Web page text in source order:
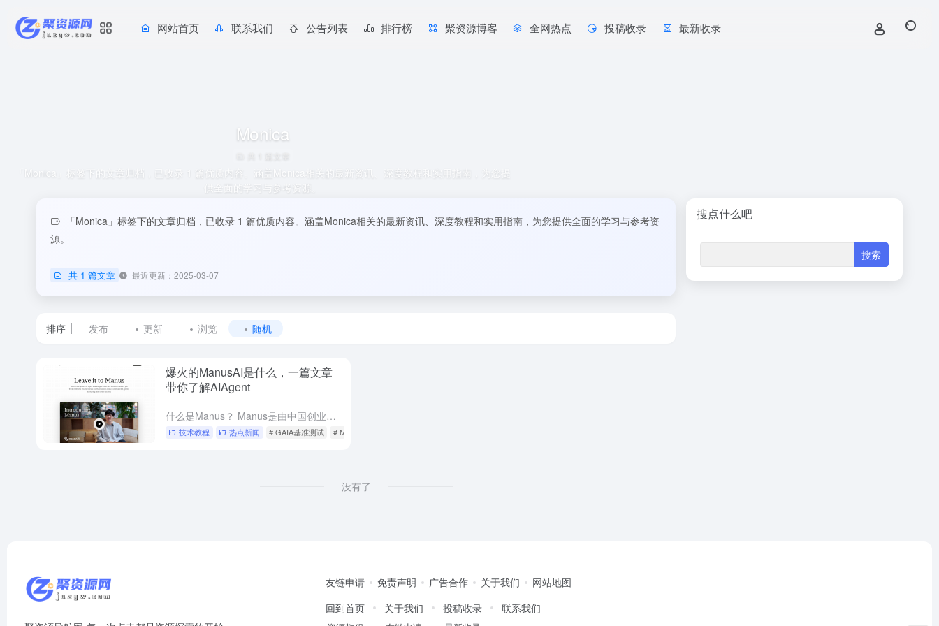
网站首页 联系我们 公告列表 排行榜 聚资源博客 全网热点 投稿收录 最新收录
Monica
「Monica」标签下的文章归档，已收录 1 篇优质内容。涵盖Monica相关的最新资讯、深度教程和实用指南，为您提
供全面的学习与参考资源。
「Monica」标签下的文章归档，已收录 1 篇优质内容。涵盖Monica相关的最新资讯、深度教程和实用指南，为您提供全面的学习与参考资
源。
共 1 篇文章 最近更新：2025-03-07
排序 发布 更新 浏览 随机
爆火的ManusAI是什么，一篇文章
带你了解AIAgent
什么是Manus？ Manus是由中国创业公司Monica推出的全球首款通用AI智能体（AI Agent），其名称源自拉丁语“Mens et Manus”（意为“手脑并用”），旨在通过自主规划与执行复...
技术教程 热点新闻 # GAIA基准测试 # Manus是什么
没有了
搜点什么吧
友链申请 免责声明 广告合作 关于我们
网站地图
回到首页
关于我们 投稿收录 联系我们